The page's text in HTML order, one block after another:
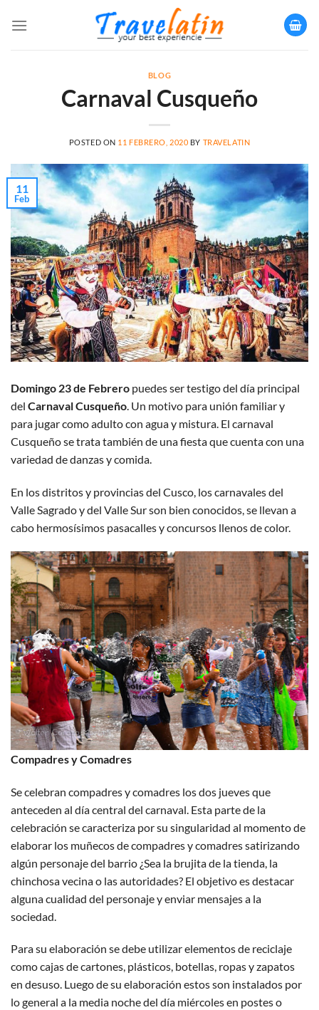
BLOG
Carnaval Cusqueño
POSTED ON 11 FEBRERO, 2020 BY TRAVELATIN
11
Feb
Domingo 23 de Febrero puedes ser testigo del día principal
del Carnaval Cusqueño. Un motivo para unión familiar y
para jugar como adulto con agua y mistura. El carnaval
Cusqueño se trata también de una fiesta que cuenta con una
variedad de danzas y comida.
En los distritos y provincias del Cusco, los carnavales del
Valle Sagrado y del Valle Sur son bien conocidos, se llevan a
cabo hermosísimos pasacalles y concursos llenos de color.
Compadres y Comadres
Se celebran compadres y comadres los dos jueves que
anteceden al día central del carnaval. Esta parte de la
celebración se caracteriza por su singularidad al momento de
elaborar los muñecos de compadres y comadres satirizando
algún personaje del barrio ¿Sea la brujita de la tienda, la
chinchosa vecina o las autoridades? El objetivo es destacar
alguna cualidad del personaje y enviar mensajes a la
sociedad.
Para su elaboración se debe utilizar elementos de reciclaje
como cajas de cartones, plásticos, botellas, ropas y zapatos
en desuso. Luego de su elaboración estos son instalados por
lo general a la media noche del día miércoles en postes o